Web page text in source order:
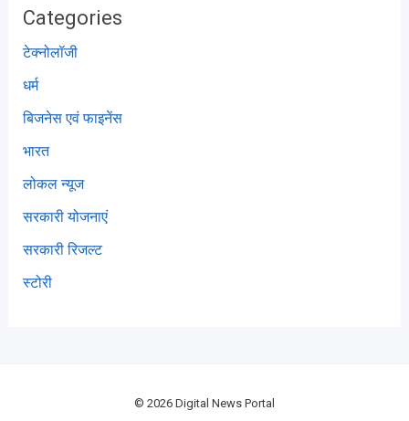
Categories
टेक्नोलॉजी
धर्म
बिजनेस एवं फाइनेंस
भारत
लोकल न्यूज
सरकारी योजनाएं
सरकारी रिजल्ट
स्टोरी
© 2026 Digital News Portal